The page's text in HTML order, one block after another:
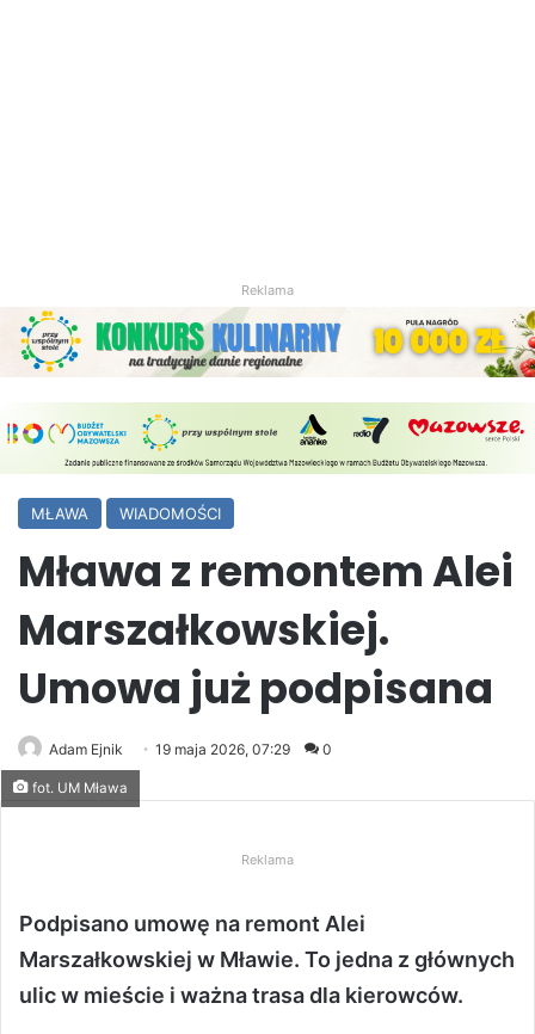
Reklama
MŁAWA WIADOMOŚCI
Mława z remontem Alei
Marszałkowskiej.
Umowa już podpisana
Adam Ejnik 19 maja 2026, 07:29 0
fot. UM Mława
Reklama
Podpisano umowę na remont Alei
Marszałkowskiej w Mławie. To jedna z głównych
ulic w mieście i ważna trasa dla kierowców.